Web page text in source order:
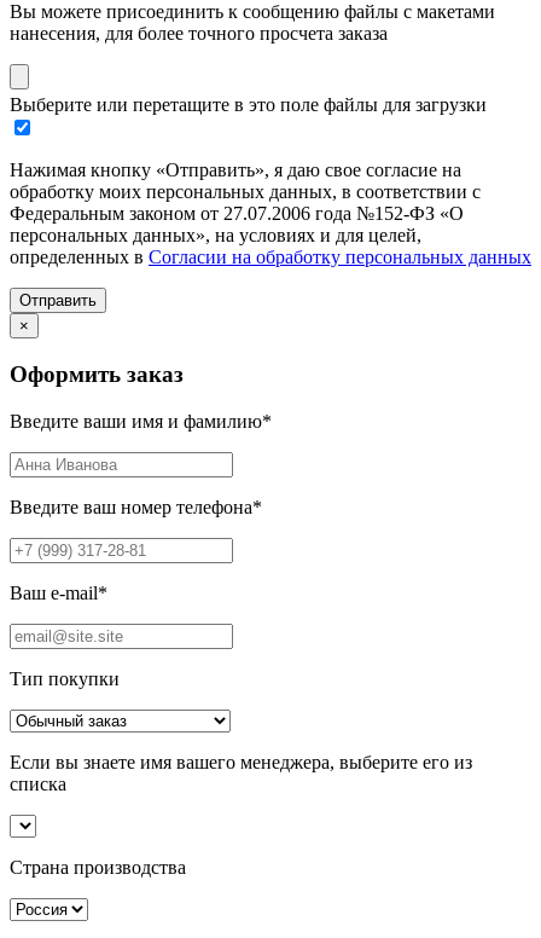
Вы можете присоединить к сообщению файлы с макетами
нанесения, для более точного просчета заказа
Выберите или перетащите в это поле файлы для загрузки
Нажимая кнопку «Отправить», я даю свое согласие на
обработку моих персональных данных, в соответствии с
Федеральным законом от 27.07.2006 года №152-ФЗ «О
персональных данных», на условиях и для целей,
определенных в Согласии на обработку персональных данных
Отправить
×
Оформить заказ
Введите ваши имя и фамилию*
Введите ваш номер телефона*
Ваш e-mail*
Тип покупки
Если вы знаете имя вашего менеджера, выберите его из
списка
Страна производства